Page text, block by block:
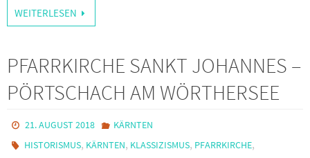
WEITERLESEN
PFARRKIRCHE SANKT JOHANNES –
PÖRTSCHACH AM WÖRTHERSEE
21. AUGUST 2018
KÄRNTEN
HISTORISMUS, KÄRNTEN, KLASSIZISMUS, PFARRKIRCHE,